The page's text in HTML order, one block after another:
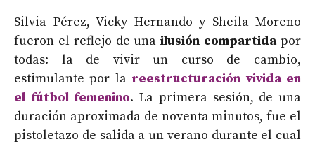
Silvia Pérez, Vicky Hernando y Sheila Moreno
fueron el reflejo de una ilusión compartida por
todas: la de vivir un curso de cambio,
estimulante por la reestructuración vivida en
el fútbol femenino. La primera sesión, de una
duración aproximada de noventa minutos, fue el
pistoletazo de salida a un verano durante el cual